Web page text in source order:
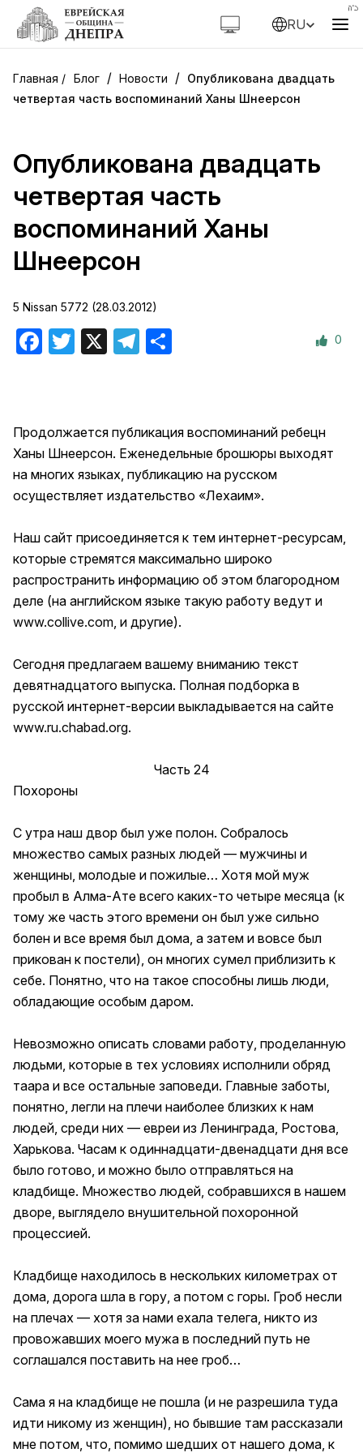
RU
Блог / Новости / Опубликована двадцать
четвертая часть воспоминаний Ханы Шнеерсон
Опубликована двадцать
четвертая часть
воспоминаний Ханы
Шнеерсон
5 Nissan 5772 (28.03.2012)
Facebook
Twitter Telegram 0
Продолжается публикация воспоминаний ребецн
Ханы Шнеерсон. Еженедельные брошюры выходят
на многих языках, публикацию на русском
осуществляет издательство «Лехаим».
Наш сайт присоединяется к тем интернет-ресурсам,
которые стремятся максимально широко
распространить информацию об этом благородном
деле (на английском языке такую работу ведут и
www.collive.com, и другие).
Сегодня предлагаем вашему вниманию текст
девятнадцатого выпуска. Полная подборка в
русской интернет-версии выкладывается на сайте
www.ru.chabad.org.
Часть 24
Похороны
С утра наш двор был уже полон. Собралось
множество самых разных людей — мужчины и
женщины, молодые и пожилые… Хотя мой муж
пробыл в Алма-Ате всего каких-то четыре месяца (к
тому же часть этого времени он был уже сильно
болен и все время был дома, а затем и вовсе был
прикован к постели), он многих сумел приблизить к
себе. Понятно, что на такое способны лишь люди,
обладающие особым даром.
Невозможно описать словами работу, проделанную
людьми, которые в тех условиях исполнили обряд
таара и все остальные заповеди. Главные заботы,
понятно, легли на плечи наиболее близких к нам
людей, среди них — евреи из Ленинграда, Ростова,
Харькова. Часам к одиннадцати-двенадцати дня все
было готово, и можно было отправляться на
кладбище. Множество людей, собравшихся в нашем
дворе, выглядело внушительной похоронной
процессией.
Кладбище находилось в нескольких километрах от
дома, дорога шла в гору, а потом с горы. Гроб несли
на плечах — хотя за нами ехала телега, никто из
провожавших моего мужа в последний путь не
соглашался поставить на нее гроб…
Сама я на кладбище не пошла (и не разрешила туда
идти никому из женщин), но бывшие там рассказали
мне потом, что, помимо шедших от нашего дома, к